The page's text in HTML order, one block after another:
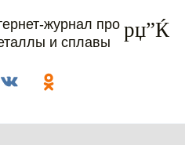
журнал про
и сплавы